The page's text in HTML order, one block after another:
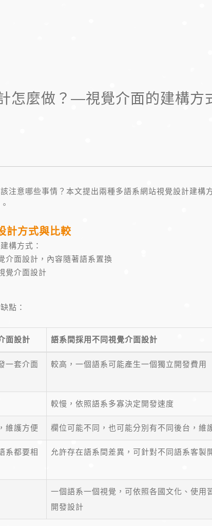
怎麼做？—視覺介面的建構方
注意哪些事情？本文提出兩種多語系網站視覺設計建構
計方式與比較
構方式：
介面設計，內容隨著語系置換
覺介面設計
點：
面設計 語系間採用不同視覺介面設計
一套介面
較高，一個語系可能產生一個獨立開發費用
較慢，依照語系多寡決定開發速度
維護方便 欄位可能不同，也可能分別有不同後台，維
系都要相
允許存在語系間差異，可針對不同語系客製
一個語系一個視覺，可依照各國文化、使用
開發設計